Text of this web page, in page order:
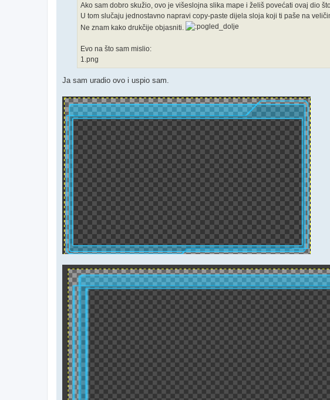
Ako sam dobro skužio, ovo je višeslojna slika mape i želiš povećati ovaj dio
U tom slučaju jednostavno napravi copy-paste dijela sloja koji ti paše na
Ne znam kako drukčije objasniti.
Evo na što sam mislio:
1.png
Ja sam uradio ovo i uspio sam.